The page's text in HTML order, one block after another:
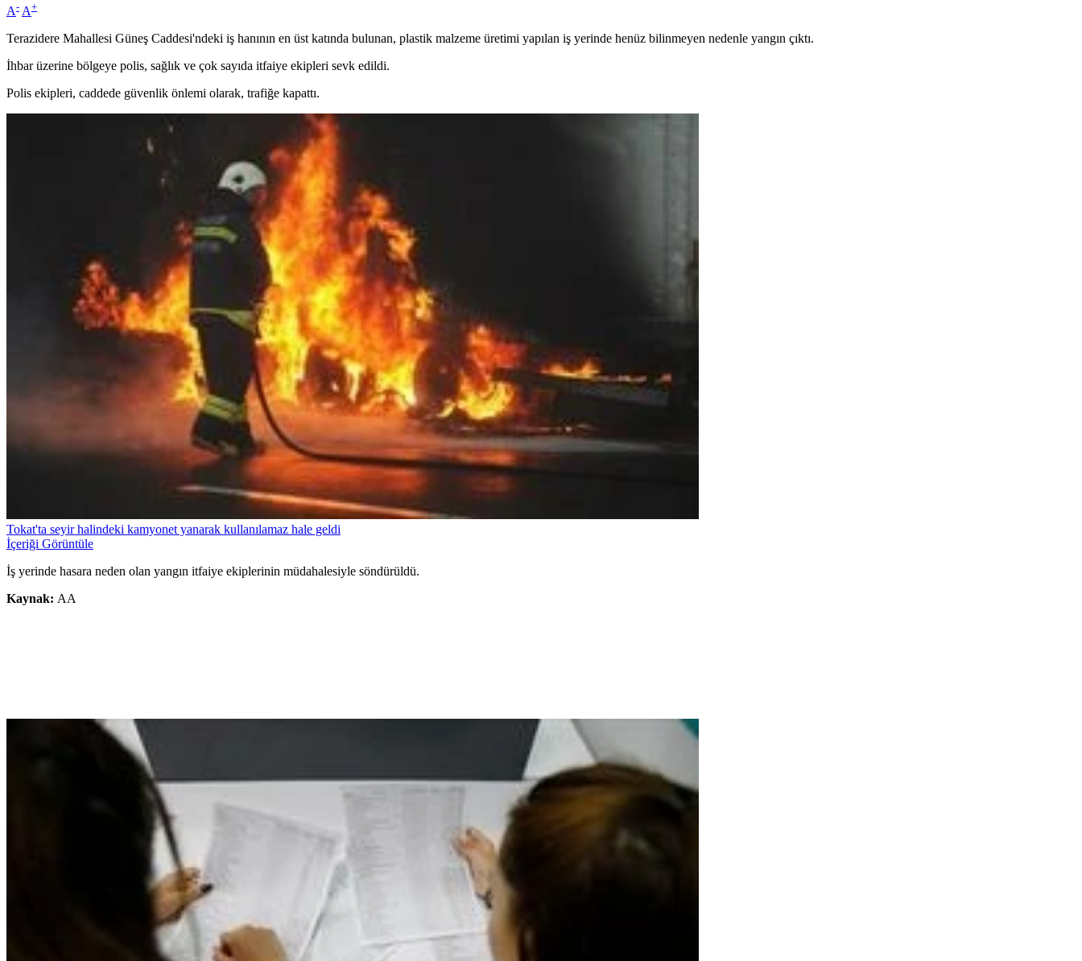
A- A+
Terazidere Mahallesi Güneş Caddesi'ndeki iş hanının en üst katında bulunan, plastik malzeme üretimi yapılan iş yerinde henüz bilinmeyen nedenle yangın çıktı.
İhbar üzerine bölgeye polis, sağlık ve çok sayıda itfaiye ekipleri sevk edildi.
Polis ekipleri, caddede güvenlik önlemi olarak, trafiğe kapattı.
Tokat'ta seyir halindeki kamyonet yanarak kullanılamaz hale geldi
İçeriği Görüntüle
İş yerinde hasara neden olan yangın itfaiye ekiplerinin müdahalesiyle söndürüldü.
Kaynak: AA